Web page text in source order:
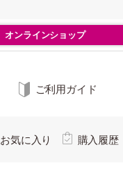
オンラインショップ
ご利用ガイド
お気に入り 購入履歴